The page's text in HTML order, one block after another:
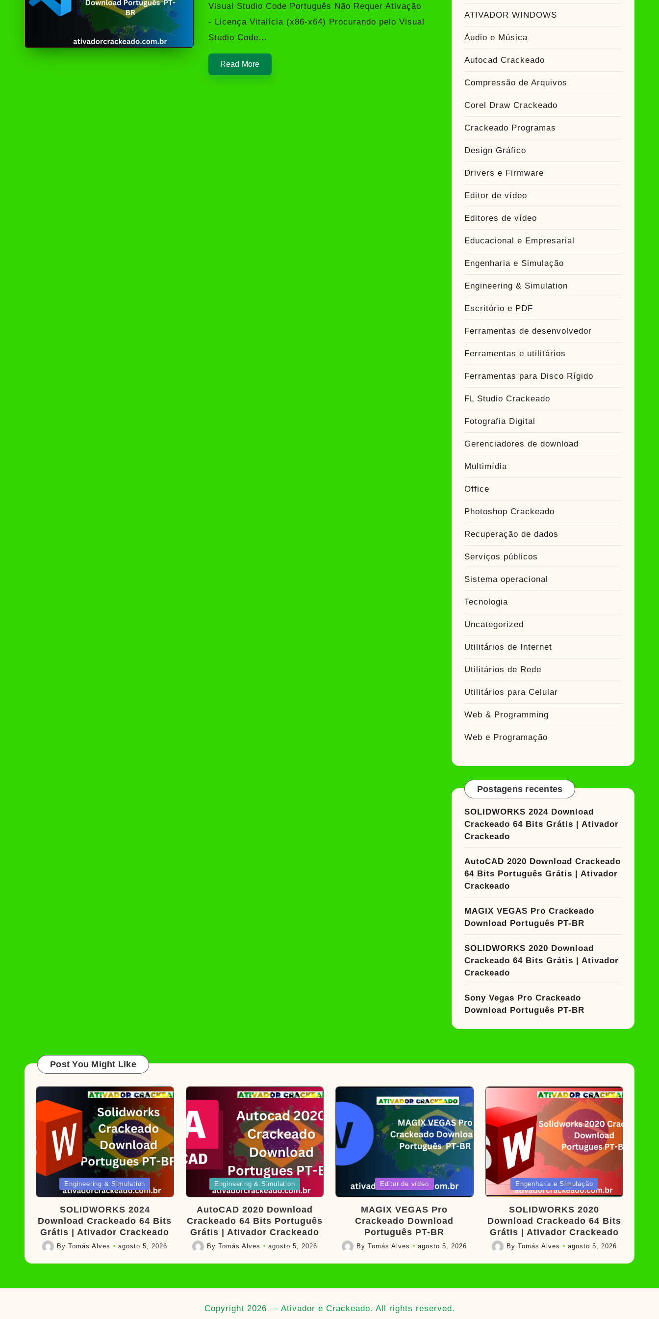
Visual Studio Code Português Não Requer Ativação
- Licença Vitalícia (x86-x64) Procurando pelo Visual
Studio Code…
Read More
ATIVADOR WINDOWS
Áudio e Música
Autocad Crackeado
Compressão de Arquivos
Corel Draw Crackeado
Crackeado Programas
Design Gráfico
Drivers e Firmware
Editor de vídeo
Editores de vídeo
Educacional e Empresarial
Engenharia e Simulação
Engineering & Simulation
Escritório e PDF
Ferramentas de desenvolvedor
Ferramentas e utilitários
Ferramentas para Disco Rígido
FL Studio Crackeado
Fotografia Digital
Gerenciadores de download
Multimídia
Office
Photoshop Crackeado
Recuperação de dados
Serviços públicos
Sistema operacional
Tecnologia
Uncategorized
Utilitários de Internet
Utilitários de Rede
Utilitários para Celular
Web & Programming
Web e Programação
Postagens recentes
SOLIDWORKS 2024 Download
Crackeado 64 Bits Grátis | Ativador
Crackeado
AutoCAD 2020 Download Crackeado
64 Bits Português Grátis | Ativador
Crackeado
MAGIX VEGAS Pro Crackeado
Download Português PT-BR
SOLIDWORKS 2020 Download
Crackeado 64 Bits Grátis | Ativador
Crackeado
Sony Vegas Pro Crackeado
Download Português PT-BR
Post You Might Like
Posted
in
Engineering & Simulation
SOLIDWORKS 2024
Download Crackeado 64 Bits
Grátis | Ativador Crackeado
Posted
by
ByTomás Alves agosto 5, 2026
Posted
in
Engineering & Simulation
AutoCAD 2020 Download
Crackeado 64 Bits Português
Grátis | Ativador Crackeado
Posted
by
By Tomás Alves agosto 5, 2026
Posted
in
Editor de vídeo
MAGIX VEGAS Pro
Crackeado Download
Português PT-BR
Posted
by
ByTomás Alves agosto 5, 2026
Posted
in
Engenharia e Simulação
SOLIDWORKS 2020
Download Crackeado 64 Bits
Grátis | Ativador Crackeado
Posted
by
By Tomás Alves agosto 5, 2026
Copyright 2026 — Ativador e Crackeado. All rights reserved.